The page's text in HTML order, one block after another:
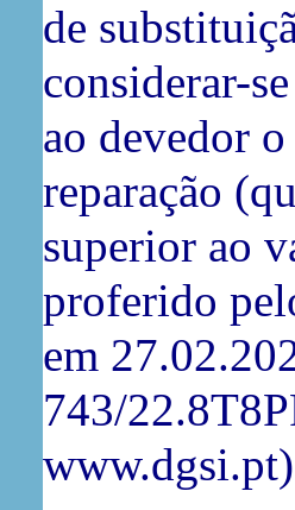
de
considerar-
ao devedor
reparação
superior ao
proferido
em
743/
www.dgsi.pt)